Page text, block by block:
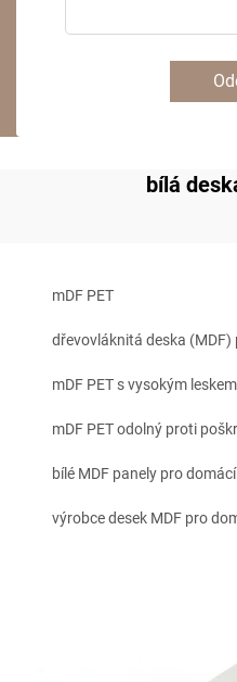
bílá
mDF PET
dřevovláknitá deska
mDF PET s vysokým leskem
mDF PET odolný proti
bílé MDF panely pro
výrobce desek MDF pro